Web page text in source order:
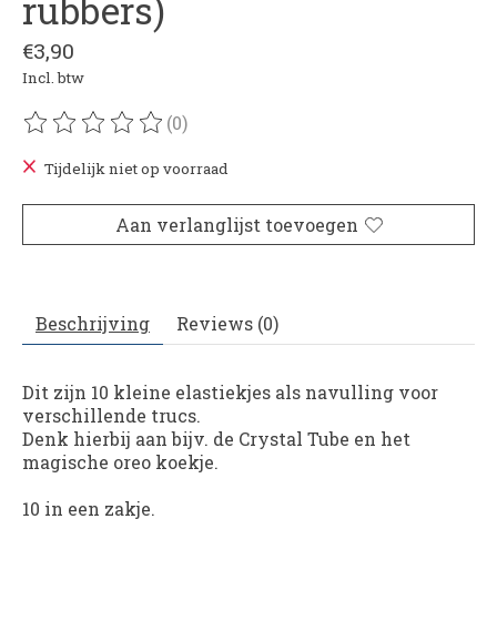
€3,90
Incl. btw
De beoordeling van dit product is
(0)
Tijdelijk niet op voorraad
Aan verlanglijst toevoegen
Beschrijving Reviews (0)
Dit zijn 10 kleine elastiekjes als navulling voor
verschillende trucs.
Denk hierbij aan bijv. de Crystal Tube en het
magische oreo koekje.
10 in een zakje.